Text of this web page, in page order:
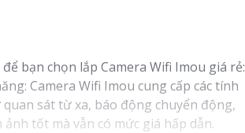
bạn chọn lắp Camera Wifi Imou giá rẻ:
Camera Wifi Imou cung cấp các tính
sát từ xa, báo động chuyển động,
tốt mà vẫn có mức giá hấp dẫn.